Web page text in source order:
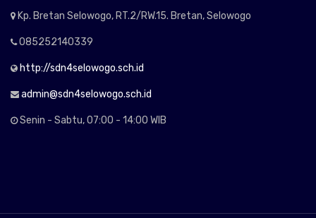
Kp. Bretan Selowogo, RT.2/RW.15. Bretan, Selowogo
085252140339
http://sdn4selowogo.sch.id
admin@sdn4selowogo.sch.id
Senin - Sabtu, 07:00 - 14:00 WIB